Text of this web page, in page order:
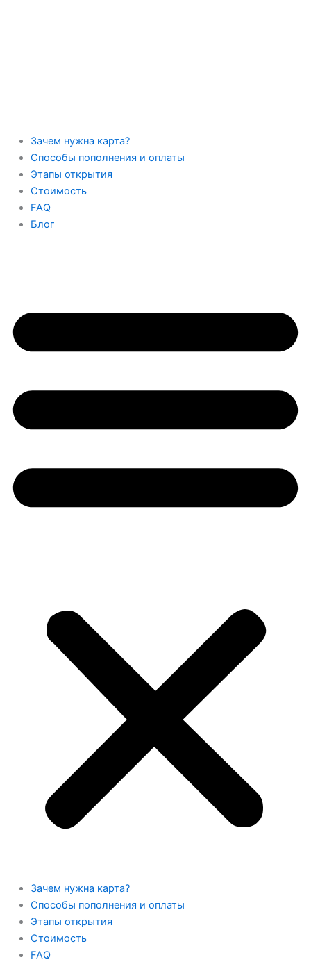
Зачем нужна карта?
Способы пополнения и оплаты
Этапы открытия
Стоимость
FAQ
Блог
Зачем нужна карта?
Способы пополнения и оплаты
Этапы открытия
Стоимость
FAQ